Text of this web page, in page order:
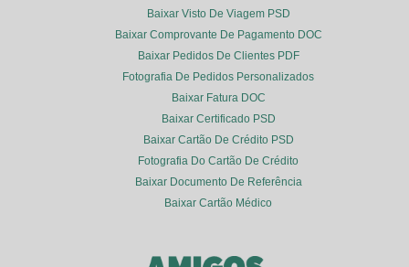
Baixar Visto De Viagem PSD
Baixar Comprovante De Pagamento DOC
Baixar Pedidos De Clientes PDF
Fotografia De Pedidos Personalizados
Baixar Fatura DOC
Baixar Certificado PSD
Baixar Cartão De Crédito PSD
Fotografia Do Cartão De Crédito
Baixar Documento De Referência
Baixar Cartão Médico